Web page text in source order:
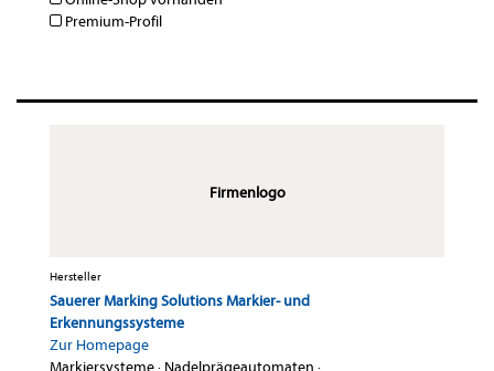
Premium-Profil
Firmenlogo
Hersteller
Sauerer Marking Solutions Markier- und
Erkennungssysteme
Zur Homepage